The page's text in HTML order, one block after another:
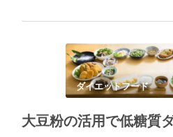
ダイエットフード